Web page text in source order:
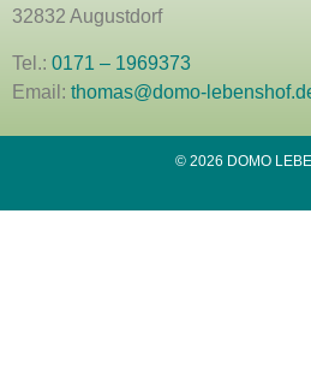
32832 Augustdorf
Tel.: 0171 – 1969373
Email: thomas@domo-
© 2026 DOMO